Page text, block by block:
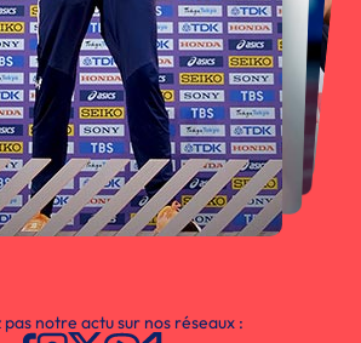
notre actu sur nos réseaux :